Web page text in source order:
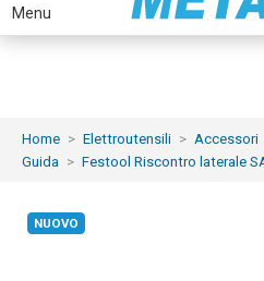
Menu
Home Elettroutensili Accessori
Guida
Festool Riscontro laterale
NUOVO